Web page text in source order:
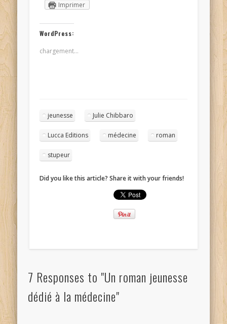
Imprimer
WordPress:
chargement…
jeunesse Julie Chibbaro
Lucca Editions médecine roman
stupeur
Did you like this article? Share it with your friends!
7 Responses to "Un roman jeunesse
dédié à la médecine"